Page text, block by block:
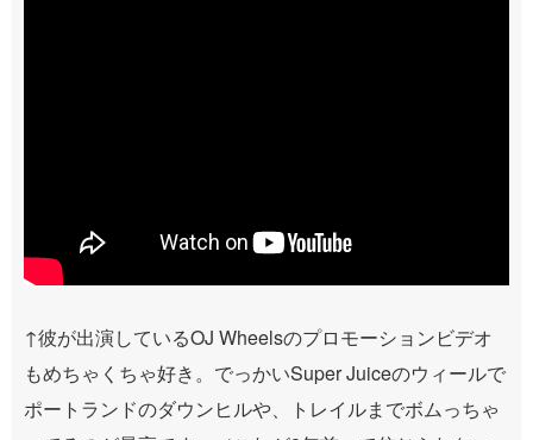
↑彼が出演しているOJ Wheelsのプロモーションビデオ
もめちゃくちゃ好き。でっかいSuper Juiceのウィールで
ポートランドのダウンヒルや、トレイルまでボムっちゃ